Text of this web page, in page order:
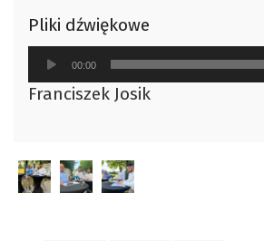
Pliki dźwiękowe
Odtwarzacz
plików
dźwiękowych
00:00
Franciszek Josik